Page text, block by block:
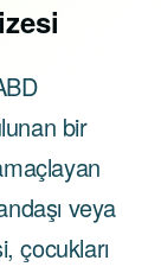
bir
veya
çocukları